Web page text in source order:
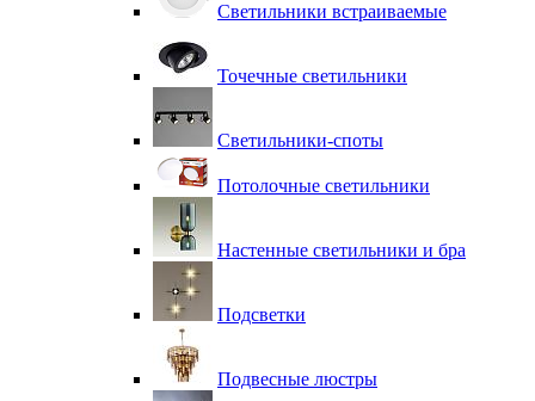
Светильники встраиваемые
Точечные светильники
Светильники-споты
Потолочные светильники
Настенные светильники и бра
Подсветки
Подвесные люстры